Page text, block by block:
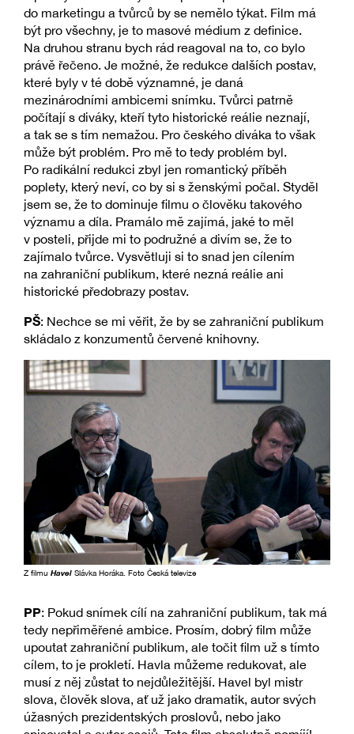
do marketingu a tvůrců by se nemělo týkat. Film má
být pro všechny, je to masové médium z definice.
Na druhou stranu bych rád reagoval na to, co bylo
právě řečeno. Je možné, že redukce dalších postav,
které byly v té době významné, je daná
mezinárodními ambicemi snímku. Tvůrci patrně
počítají s diváky, kteří tyto historické reálie neznají,
a tak se s tím nemažou. Pro českého diváka to však
může být problém. Pro mě to tedy problém byl.
Po radikální redukci zbyl jen romantický příběh
poplety, který neví, co by si s ženskými počal. Styděl
jsem se, že to dominuje filmu o člověku takového
významu a díla. Pramálo mě zajímá, jaké to měl
v posteli, přijde mi to podružné a divím se, že to
zajímalo tvůrce. Vysvětluji si to snad jen cílením
na zahraniční publikum, které nezná reálie ani
historické předobrazy postav.
PŠ: Nechce se mi věřit, že by se zahraniční publikum
skládalo z konzumentů červené knihovny.
Z filmu Havel Slávka Horáka. Foto Česká televize
PP: Pokud snímek cílí na zahraniční publikum, tak má
tedy nepřiměřené ambice. Prosím, dobrý film může
upoutat zahraniční publikum, ale točit film už s tímto
cílem, to je prokletí. Havla můžeme redukovat, ale
musí z něj zůstat to nejdůležitější. Havel byl mistr
slova, člověk slova, ať už jako dramatik, autor svých
úžasných prezidentských proslovů, nebo jako